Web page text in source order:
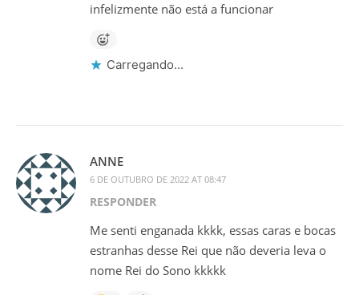
infelizmente não está a funcionar
Carregando...
ANNE
6 DE OUTUBRO DE 2022 AT 08:47
RESPONDER
Me senti enganada kkkk, essas caras e bocas
estranhas desse Rei que não deveria leva o
nome Rei do Sono kkkkk